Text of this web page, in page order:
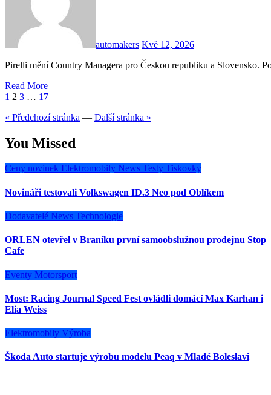
automakers Kvě 12, 2026
Pirelli mění Country Managera pro Českou republiku a Slovensko.
Read More
Stránkování
příspěvků
1 2 3 … 17
« Předchozí stránka — Další stránka »
You Missed
Ceny novinek Elektromobily News Testy Tiskovky
Novináři testovali Volkswagen ID.3 Neo pod Oblíkem
Dodavatelé News Technologie
ORLEN otevřel v Braníku první samoobslužnou prodejnu Stop
Cafe
Eventy Motorsport
Most: Racing Journal Speed Fest ovládli domácí Max Karhan i
Elia Weiss
Elektromobily Výroba
Škoda Auto startuje výrobu modelu Peaq v Mladé Boleslavi